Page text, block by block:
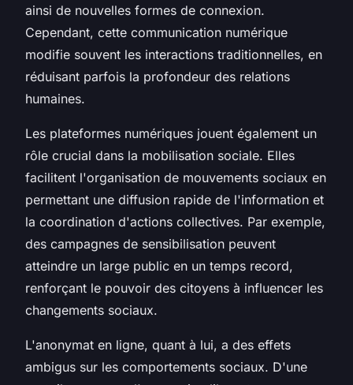
ainsi de nouvelles formes de connexion.
Cependant, cette communication numérique
modifie souvent les interactions traditionnelles, en
réduisant parfois la profondeur des relations
humaines.
Les plateformes numériques jouent également un
rôle crucial dans la mobilisation sociale. Elles
facilitent l'organisation de mouvements sociaux en
permettant une diffusion rapide de l'information et
la coordination d'actions collectives. Par exemple,
des campagnes de sensibilisation peuvent
atteindre un large public en un temps record,
renforçant le pouvoir des citoyens à influencer les
changements sociaux.
L'anonymat en ligne, quant à lui, a des effets
ambigus sur les comportements sociaux. D'une